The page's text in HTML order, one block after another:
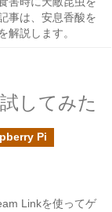
事は、安息香酸を
解説します。
してみた
Pi
Linkを使ってゲ